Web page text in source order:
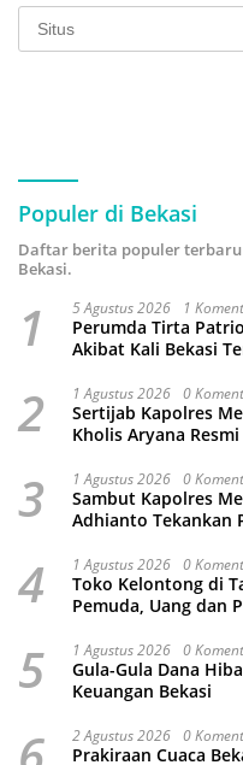
Populer di Bekasi
Daftar berita populer terbaru
Bekasi.
1 5 Agustus 2026 1
Perumda Tirta
Akibat Kali Bekasi
2 1 Agustus 2026 0
Sertijab Kapolres
Kholis Aryana
3 1 Agustus 2026 0
Sambut Kapolres
Adhianto Tekankan
4 1 Agustus 2026 0
Toko Kelontong di
Pemuda, Uang dan
5 1 Agustus 2026 0
Gula-Gula Dana
Keuangan Bekasi
2 Agustus 2026 0
Prakiraan Cuaca